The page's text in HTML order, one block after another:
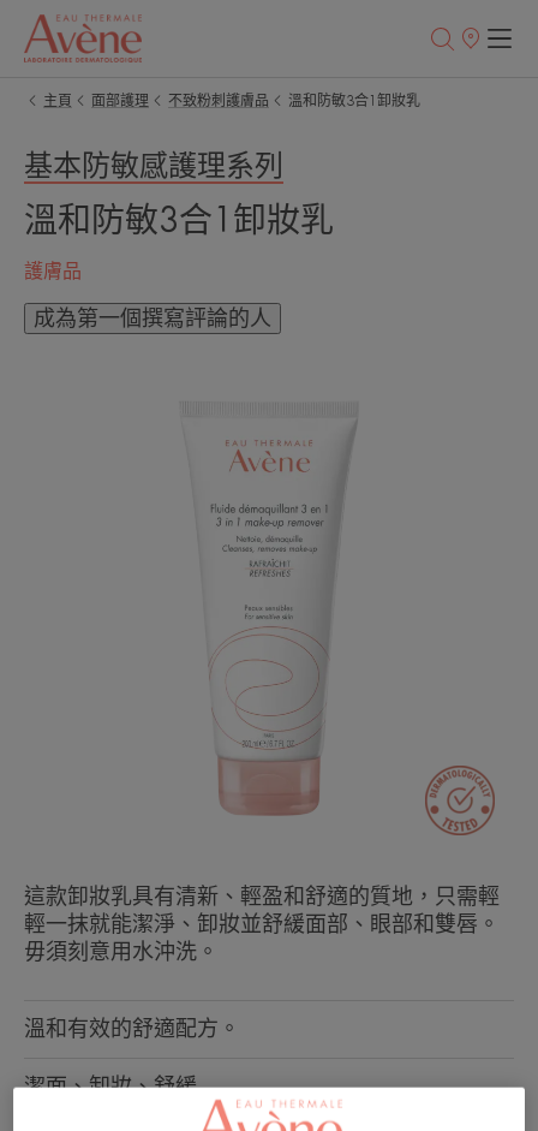
銷
主頁
面部護理 不致粉刺護膚品 溫和防敏3合1卸妝乳
基本防敏感護理系列
溫和防敏3合1卸妝乳
護膚品
成為第一個撰寫評論的人
這款卸妝乳具有清新、輕盈和舒適的質地，只需輕
輕一抹就能潔淨、卸妝並舒緩面部、眼部和雙唇。
毋須刻意用水沖洗。
溫和有效的舒適配方。
潔面、卸妝、舒緩